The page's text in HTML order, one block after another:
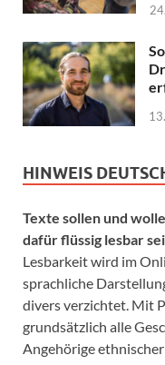
HINWEIS
Texte sollen und
dafür flüssig lesbar
Lesbarkeit wird im
sprachliche
divers verzichtet. Mit
grundsätzlich alle
Angehörige